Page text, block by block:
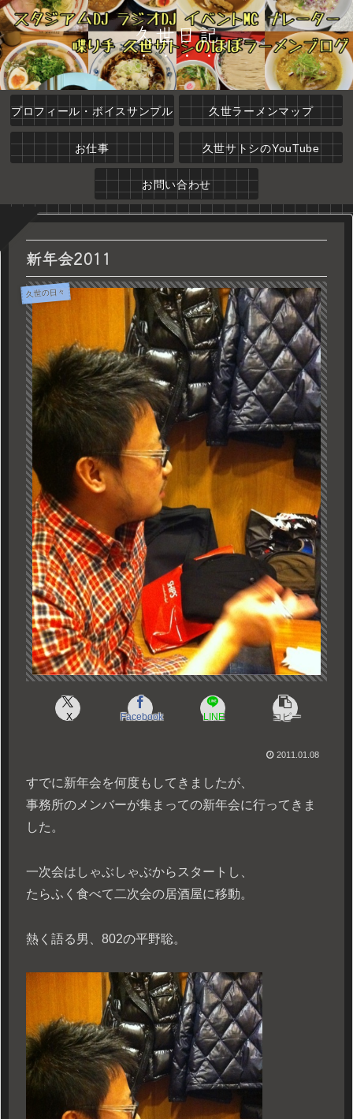
久世日記
プロフィール・ボイスサンプル 久世ラーメンマップ
お仕事 久世サトシのYouTube
お問い合わせ
新年会2011
久世の日々
X Facebook LINE コピー
2011.01.08
すでに新年会を何度もしてきましたが、
事務所のメンバーが集まっての新年会に行ってきま
した。
一次会はしゃぶしゃぶからスタートし、
たらふく食べて二次会の居酒屋に移動。
熱く語る男、802の平野聡。